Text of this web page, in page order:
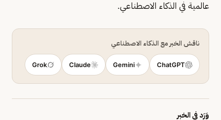
عالمية في الذكاء الاصطناعي.
ناقش الخبر مع الذكاء الاصطناعي
ChatGPT
Gemini
Claude
Grok
وَرَد في الخبر